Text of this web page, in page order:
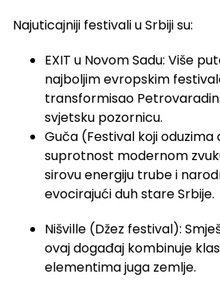
Najuticajniji festivali u Srbiji su:
EXIT u Novom Sadu: Više
najboljim evropskim
transformisao
svjetsku pozornicu.
Guča (Festival koji
suprotnost modernom
sirovu energiju trube i
evocirajući duh stare Srbije.
Nišville (Džez festival):
ovaj događaj kombinuje
elementima juga zemlje.